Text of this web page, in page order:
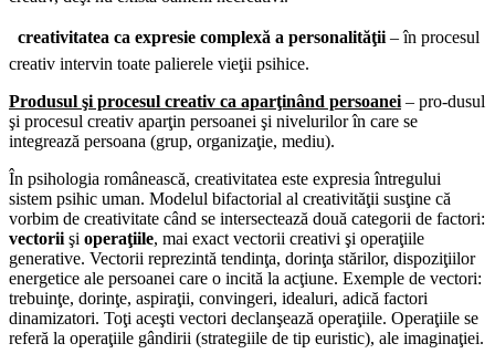
creativitatea ca expresie complexă a personalităţii – în procesul
creativ intervin toate palierele vieţii psihice.
Produsul şi procesul creativ ca aparţinând persoanei – pro-dusul
şi procesul creativ aparţin persoanei şi nivelurilor în care se
integrează persoana (grup, organizaţie, mediu).
În psihologia românească, creativitatea este expresia întregului
sistem psihic uman. Modelul bifactorial al creativităţii susţine că
vorbim de creativitate când se intersectează două categorii de factori:
vectorii şi operaţiile, mai exact vectorii creativi şi operaţiile
generative. Vectorii reprezintă tendinţa, dorinţa stărilor, dispoziţiilor
energetice ale persoanei care o incită la acţiune. Exemple de vectori:
trebuinţe, dorinţe, aspiraţii, convingeri, idealuri, adică factori
dinamizatori. Toţi aceşti vectori declanşează operaţiile. Operaţiile se
referă la operaţiile gândirii (strategiile de tip euristic), ale imaginaţiei.